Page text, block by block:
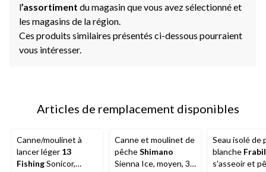
l’assortiment du magasin que vous avez sélectionné et
les magasins de la région.
Ces produits similaires présentés ci-dessous pourraient
vous intéresser.
Articles de remplacement disponibles
Canne/moulinet à
lancer léger 13
FishingSonicor,
Canne et moulinet de
pêcheShimano
Sienna Ice, moyen, 36
Seau isolé de
blanche
s'asseoir et